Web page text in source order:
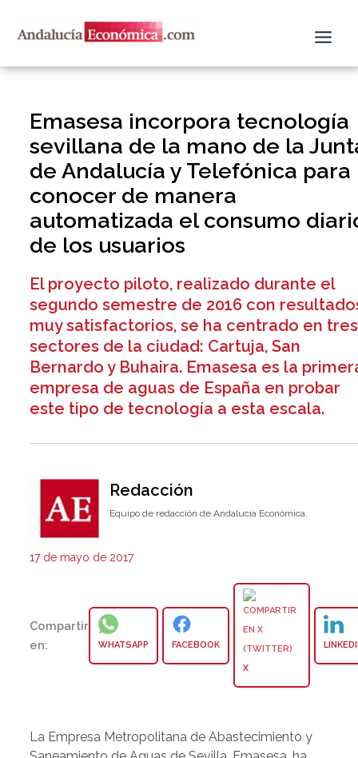
Emasesa incorpora tecnología
sevillana de la mano de la
de Andalucía y Telefónica para
conocer de manera
automatizada el consumo
de los usuarios
El proyecto piloto, realizado durante el
segundo semestre de 2016 con
muy satisfactorios, se ha centrado en tres
sectores de la ciudad: Cartuja, San
Bernardo y Buhaira. Emasesa es la
empresa de aguas de España en probar
este tipo de tecnología a esta escala.
Redacción
Equipo de redacción de Andalucía Económica.
17 de mayo de 2017
Compartir
en:
WHATSAPP FACEBOOK
X
La Empresa Metropolitana de Abastecimiento y